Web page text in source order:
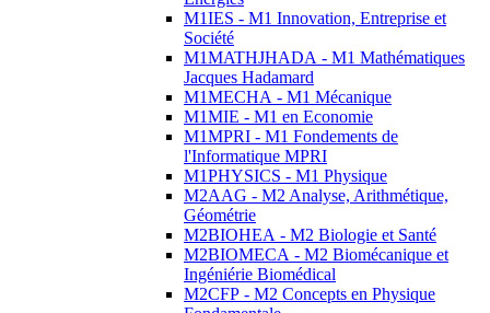
M1IES - M1 Innovation, Entreprise et
Société
M1MATHJHADA - M1 Mathématiques
Jacques Hadamard
M1MECHA - M1 Mécanique
M1MIE - M1 en Economie
M1MPRI - M1 Fondements de
l'Informatique MPRI
M1PHYSICS - M1 Physique
M2AAG - M2 Analyse, Arithmétique,
Géométrie
M2BIOHEA - M2 Biologie et Santé
M2BIOMECA - M2 Biomécanique et
Ingéniérie Biomédical
M2CFP - M2 Concepts en Physique